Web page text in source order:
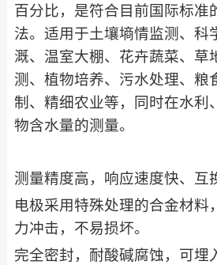
百分比，是符合目前国际标准
法。适用于土壤墒情监测、科
溉、温室大棚、花卉蔬菜、草
测、植物培养、污水处理、粮
制、精细农业等，同时在水利
物含水量的测量。
测量精度高，响应速度快、互
电极采用特殊处理的合金材料
力冲击，不易损坏。
完全密封，耐酸碱腐蚀，可埋